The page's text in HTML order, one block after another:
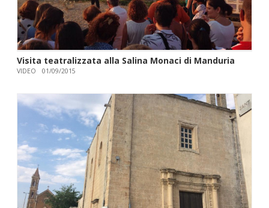
Visita teatralizzata alla Salina Monaci di Manduria
VIDEO 01/09/2015